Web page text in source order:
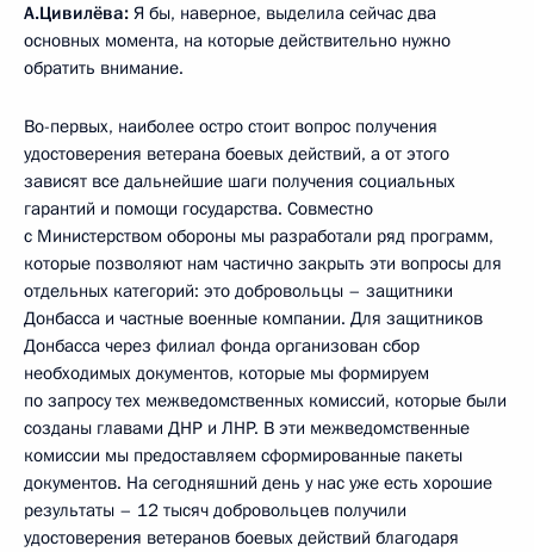
А.Цивилёва: Я бы, наверное, выделила сейчас два
основных момента, на которые действительно нужно
обратить внимание.
Во-первых, наиболее остро стоит вопрос получения
удостоверения ветерана боевых действий, а от этого
зависят все дальнейшие шаги получения социальных
гарантий и помощи государства. Совместно
с Министерством обороны мы разработали ряд программ,
которые позволяют нам частично закрыть эти вопросы для
отдельных категорий: это добровольцы – защитники
Донбасса и частные военные компании. Для защитников
Донбасса через филиал фонда организован сбор
необходимых документов, которые мы формируем
по запросу тех межведомственных комиссий, которые были
созданы главами ДНР и ЛНР. В эти межведомственные
комиссии мы предоставляем сформированные пакеты
документов. На сегодняшний день у нас уже есть хорошие
результаты – 12 тысяч добровольцев получили
удостоверения ветеранов боевых действий благодаря